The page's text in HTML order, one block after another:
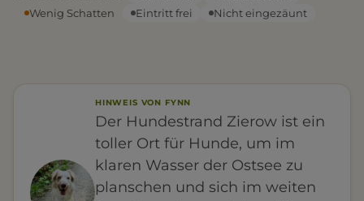
Wenig Schatten
Eintritt frei Nicht eingezäunt
HINWEIS VON FYNN
Der Hundestrand Zierow ist ein
toller Ort für Hunde, um im
klaren Wasser der Ostsee zu
planschen und sich im weiten